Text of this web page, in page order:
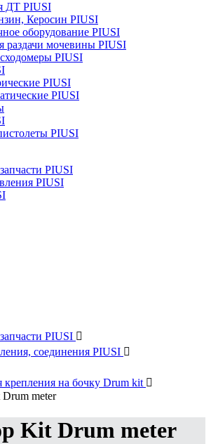
ДТ PIUSI
Керосин PIUSI
оборудование PIUSI
раздачи мочевины PIUSI
PIUSI
PIUSI
PIUSI
PIUSI
PIUSI
PIUSI
PIUSI 
соединения PIUSI 
крепления на бочку Drum kit 
meter
Kit Drum meter